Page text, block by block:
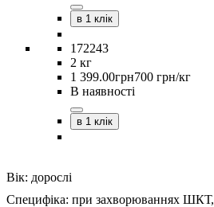
в 1 клік
172243
2 кг
1 399.00грн700 грн/кг
В наявності
в 1 клік
Вік: дорослі
Специфіка: при захворюваннях ШКТ,